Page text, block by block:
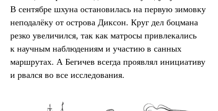
В сентябре шхуна остановилась на первую зимовку
неподалёку от острова Диксон. Круг дел боцмана
резко увеличился, так как матросы привлекались
к научным наблюдениям и участию в санных
маршрутах. А Бегичев всегда проявлял инициативу
и рвался во все исследования.